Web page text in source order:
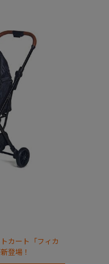
カート「フィカ
登場！